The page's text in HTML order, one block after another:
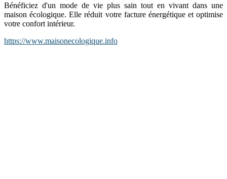
Bénéficiez d'un mode de vie plus sain tout en vivant dans une
maison écologique. Elle réduit votre facture énergétique et optimise
votre confort intérieur.
https://www.maisonecologique.info